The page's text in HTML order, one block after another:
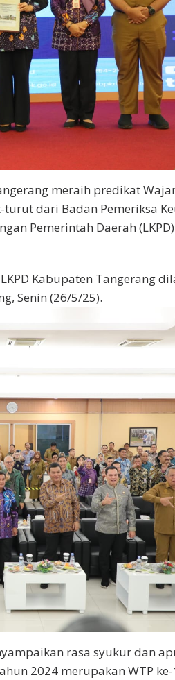
meraih predikat
dari Badan Pemeriksa
Pemerintah Daerah
Kabupaten Tangerang
Senin (26/5/25).
rasa syukur dan
2024 merupakan WTP